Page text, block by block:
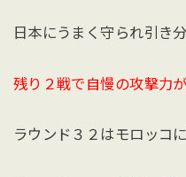
日本にうまく守られ引き
残り２戦で自慢の攻撃力が
ラウンド３２はモロッコ